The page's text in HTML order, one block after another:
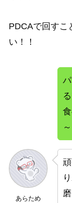
PDCAで回すこ
い！！
～
あらため